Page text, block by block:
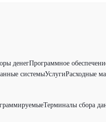
денегПрограммное
системыУслугиРасходные
Терминалы сбора